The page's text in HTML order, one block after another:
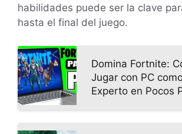
habilidades puede ser la clave
hasta el final del juego.
Domina Fortnite:
Jugar con PC
Experto en Pocos